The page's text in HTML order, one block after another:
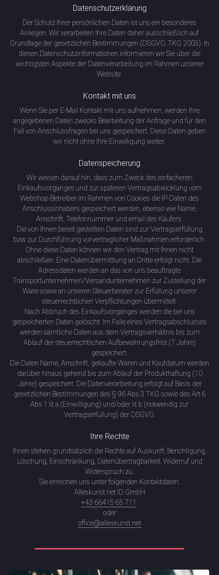
Datenschutzerklärung
Der Schutz Ihrer persönlichen Daten ist uns ein besonderes
Anliegen. Wir verarbeiten Ihre Daten daher ausschließlich auf
Grundlage der gesetzlichen Bestimmungen (DSGVO, TKG 2003). In
diesen Datenschutzinformationen informieren wir Sie über die
wichtigsten Aspekte der Datenverarbeitung im Rahmen unserer
Website.
Kontakt mit uns
Wenn Sie per E-Mail Kontakt mit uns aufnehmen, werden Ihre
angegebenen Daten zwecks Bearbeitung der Anfrage und für den
Fall von Anschlussfragen bei uns gespeichert. Diese Daten geben
wir nicht ohne Ihre Einwilligung weiter.
Datenspeicherung
Wir weisen darauf hin, dass zum Zweck des einfacheren
Einkaufsvorganges und zur späteren Vertragsabwicklung vom
Webshop-Betreiber im Rahmen von Cookies die IP-Daten des
Anschlussinhabers gespeichert werden, ebenso wie Name,
Anschrift, Telefonnummer und email des Käufers.
Die von Ihnen bereit gestellten Daten sind zur Vertragserfüllung
bzw zur Durchführung vorvertraglicher Maßnahmen erforderlich.
Ohne diese Daten können wir den Vertrag mit Ihnen nicht
abschließen. Eine Datenübermittlung an Dritte erfolgt nicht. Die
Adressdaten werden an das von uns beauftragte
Transportunternehmen/Versandunternehmen zur Zustellung der
Ware sowie an unseren Steuerberater zur Erfüllung unserer
steuerrechtlichen Verpflichtungen übermittelt.
Nach Abbruch des Einkaufsvorganges werden die bei uns
gespeicherten Daten gelöscht. Im Falle eines Vertragsabschlusses
werden sämtliche Daten aus dem Vertragsverhältnis bis zum
Ablauf der steuerrechtlichen Aufbewahrungsfrist (7 Jahre)
gespeichert.
Die Daten Name, Anschrift, gekaufte Waren und Kaufdatum werden
darüber hinaus gehend bis zum Ablauf der Produkthaftung (10
Jahre) gespeichert. Die Datenverarbeitung erfolgt auf Basis der
gesetzlichen Bestimmungen des § 96 Abs 3 TKG sowie des Art 6
Abs 1 lit a (Einwilligung) und/oder lit b (notwendig zur
Vertragserfüllung) der DSGVO.
Ihre Rechte
Ihnen stehen grundsätzlich die Rechte auf Auskunft, Berichtigung,
Löschung, Einschränkung, Datenübertragbarkeit, Widerruf und
Widerspruch zu.
Sie erreichen uns unter folgenden Kontaktdaten:
Alleskunst.net ID GmbH
+43 66415 65 711
oder
office@alleskunst.net